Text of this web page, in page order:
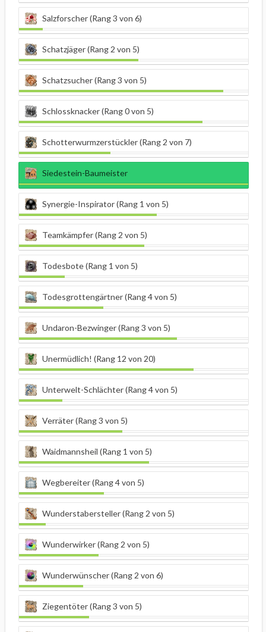
Salzforscher (Rang 3 von 6)
Schatzjäger (Rang 2 von 5)
Schatzsucher (Rang 3 von 5)
Schlossknacker (Rang 0 von 5)
Schotterwurmzerstückler (Rang 2 von 7)
Siedestein-Baumeister
Synergie-Inspirator (Rang 1 von 5)
Teamkämpfer (Rang 2 von 5)
Todesbote (Rang 1 von 5)
Todesgrottengärtner (Rang 4 von 5)
Undaron-Bezwinger (Rang 3 von 5)
Unermüdlich! (Rang 12 von 20)
Unterwelt-Schlächter (Rang 4 von 5)
Verräter (Rang 3 von 5)
Waidmannsheil (Rang 1 von 5)
Wegbereiter (Rang 4 von 5)
Wunderstabersteller (Rang 2 von 5)
Wunderwirker (Rang 2 von 5)
Wunderwünscher (Rang 2 von 6)
Ziegentöter (Rang 3 von 5)